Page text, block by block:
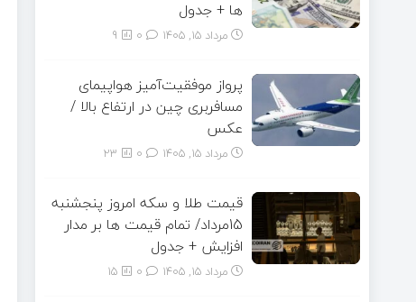
ها + جدول
مرداد ۱۵, ۱۴۰۵ 9
پرواز موفقیت‌آمیز هواپیمای
مسافربری چین در ارتفاع بالا /
عکس
مرداد ۱۵, ۱۴۰۵ 23
قیمت طلا و سکه امروز پنجشنبه
15مرداد/ تمام قیمت ها بر مدار
افزایش + جدول
مرداد ۱۵, ۱۴۰۵ 15